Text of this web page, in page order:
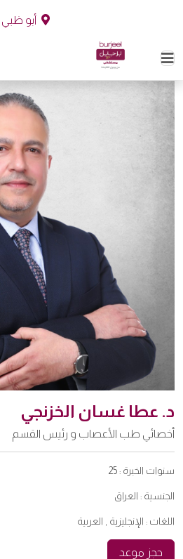
أبو ظبي
د. عطا غسان الخزنجي
أخصائي طب الأعصاب و رئيس القسم
سنوات الخبرة : 25
الجنسية : العراق
اللغات : الإنجليزية , العربية
حجز موعد